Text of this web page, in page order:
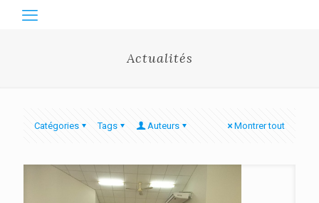
Actualités
Catégories Tags Auteurs Montrer tout